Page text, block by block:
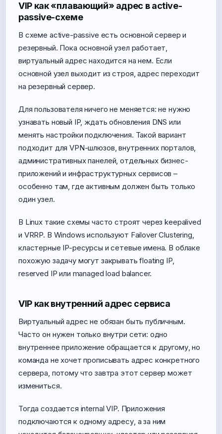
VIP как «плавающий» адрес в active-
passive-схеме
В схеме active-passive есть основной сервер и
резервный. Пока основной узел работает,
виртуальный адрес находится на нем. Если
основной узел выходит из строя, адрес переходит
на резервный сервер.
Для пользователя ничего не меняется: не нужно
узнавать новый IP, ждать обновления DNS или
менять настройки подключения. Такой вариант
подходит для VPN-шлюзов, внутренних порталов,
административных панелей, отдельных бизнес-
приложений и инфраструктурных сервисов –
особенно там, где активным должен быть только
один узел.
В Linux такие схемы часто строят через keepalived
и VRRP. В Windows используют Failover Clustering,
кластерные IP-ресурсы и сетевые имена. В облаке
похожую задачу могут закрывать floating IP,
reserved IP или managed load balancer.
VIP как внутренний адрес сервиса
Виртуальный адрес не обязан быть публичным.
Часто он нужен только внутри сети: одно
внутреннее приложение обращается к другому, но
команда не хочет прописывать адрес конкретного
сервера, потому что завтра этот сервер может
измениться.
Тогда создается internal VIP. Приложения
подключаются к одному адресу, а за ним